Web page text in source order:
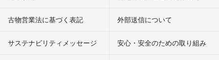
古物営業法に基づく表記 外部送信について
サステナビリティメッセージ 安心・安全のための取り組み